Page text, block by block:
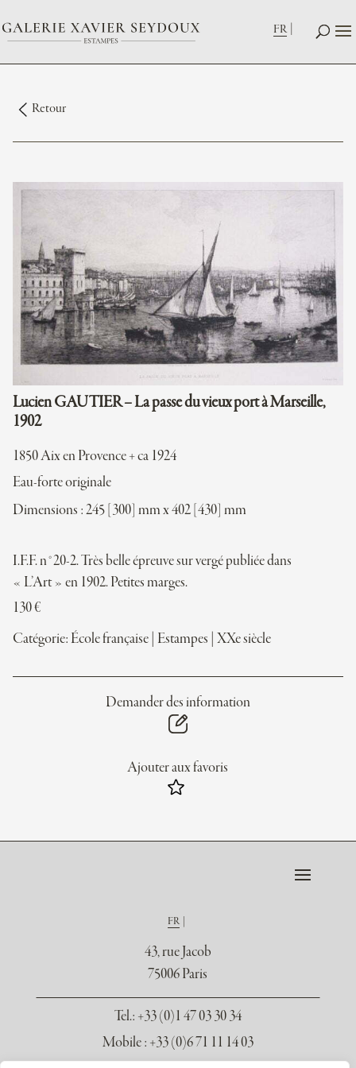
FR
Retour
Lucien GAUTIER – La passe du vieux port à Marseille,
1902
1850 Aix en Provence + ca 1924
Eau-forte originale
Dimensions : 245 [300] mm x 402 [430] mm
I.F.F. n°20-2. Très belle épreuve sur vergé publiée dans
« L’Art » en 1902. Petites marges.
130€
Catégorie: École française Estampes XXe siècle
Demander des information
Ajouter aux favoris
FR
43, rue Jacob
75006 Paris
Tel.: +33 (0)1 47 03 30 34
Mobile : +33 (0)6 71 11 14 03